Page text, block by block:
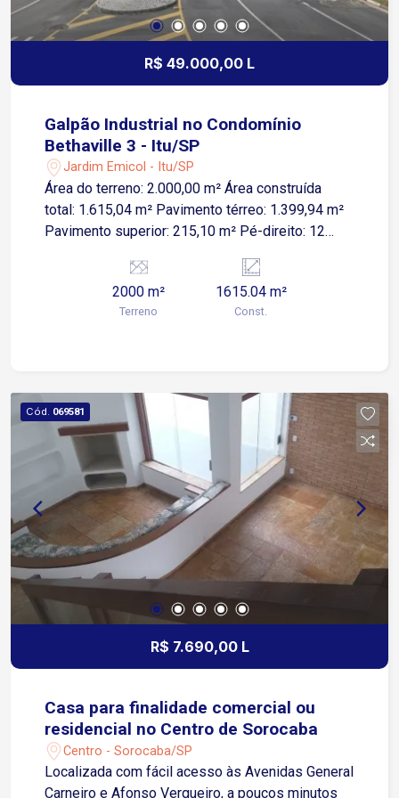
visita e conheça o espaço ideal para o
crescimento da sua empresa!
R$ 49.000,00 L
Galpão Industrial no Condomínio
Bethaville 3 - Itu/SP
Jardim Emicol - Itu/SP
Área do terreno: 2.000,00 m² Área construída
total: 1.615,04 m² Pavimento térreo: 1.399,94 m²
Pavimento superior: 215,10 m² Pé-direito: 12
artesiano Caixa reserva de água: 45.000 litros
Elevador para 4 pessoas O empreendimento
oferece uma estrutura completa para instalação e
adequado para indústrias, centros de distribuição,
logística, armazenagem, operações comerciais e
empresas que necessitam de uma estrutura
ampla e segura.
2000 m²
Terreno
1615.04 m²
Const.
Cód. 069581
R$ 7.690,00 L
Casa para finalidade comercial ou
residencial no Centro de Sorocaba
Centro - Sorocaba/SP
Localizada com fácil acesso às Avenidas General
Carneiro e Afonso Vergueiro, a poucos minutos